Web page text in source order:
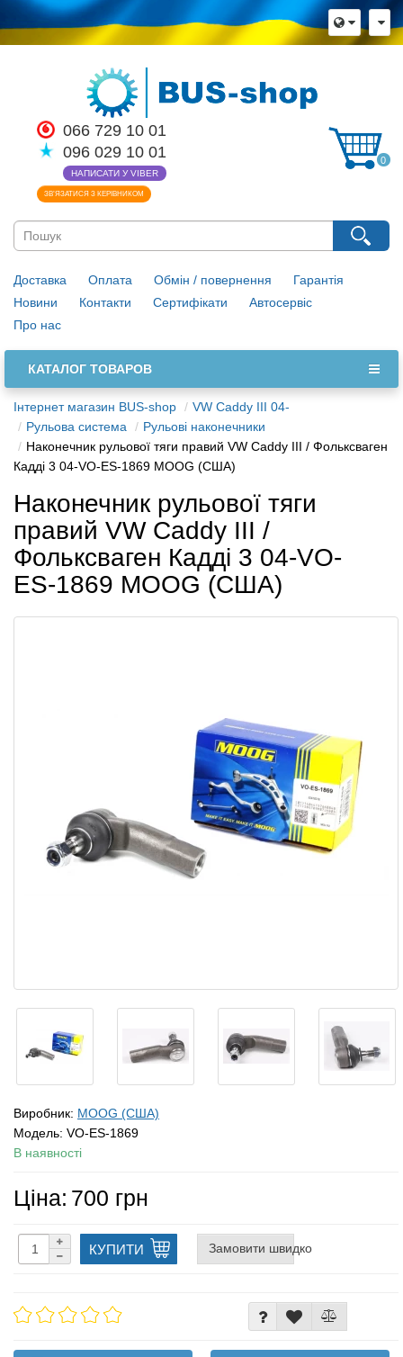
066 729 10 01
096 029 10 01
НАПИСАТИ У VIBER
ЗВ’ЯЗАТИСЯ З КЕРІВНИКОМ
0
Доставка Оплата Обмін / повернення
Гарантія
Новини
Контакти Сертифікати
Автосервіс
Про нас
КАТАЛОГ ТОВАРОВ
Інтернет магазин BUS-shop
VW Caddy III 04-
Рульова система
Рульові наконечники
Наконечник рульової тяги правий VW Caddy III / Фольксваген
Кадді 3 04-VO-ES-1869 MOOG (США)
Наконечник рульової тяги
правий VW Caddy III /
Фольксваген Кадді 3 04-VO-
ES-1869 MOOG (США)
Виробник: MOOG (США)
Модель: VO-ES-1869
В наявності
Ціна: 700 грн
КУПИТИ Замовити швидко